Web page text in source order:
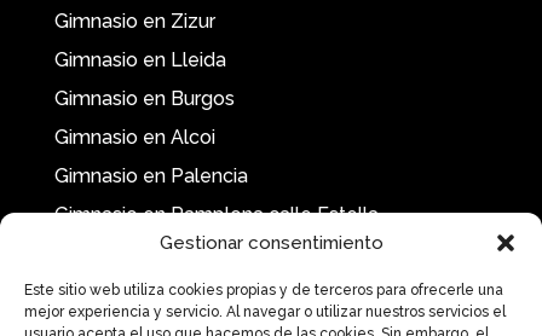
Gestionar consentimiento
Este sitio web utiliza cookies propias y de terceros para ofrecerle una
mejor experiencia y servicio. Al navegar o utilizar nuestros servicios el
Gimnasio en Zizur
Gimnasio en Lleida
Gimnasio en Burgos
Gimnasio en Alcoi
Gimnasio en Palencia
Gimnasio en Pamplona calle Estella